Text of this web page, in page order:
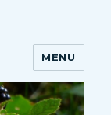
MENU